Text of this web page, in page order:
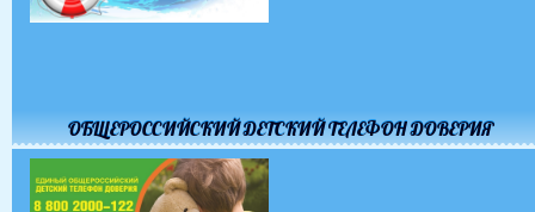
ОБЩЕРОССИЙСКИЙ ДЕТСКИЙ ТЕЛЕФОН ДОВЕРИЯ